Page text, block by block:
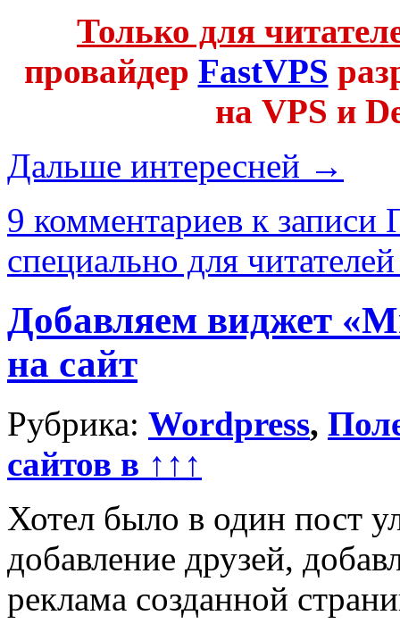
Только для
провайдер FastVPS
на VPS и
Дальше интересней →
9 комментариев к записи
специально для
Добавляем виджет
на сайт
Рубрика: Wordpress,
сайтов в ↑↑↑
Хотел было в один пост
добавление друзей,
реклама созданной